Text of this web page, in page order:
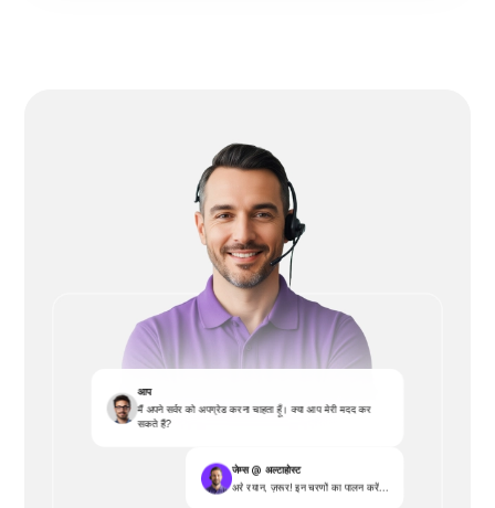
आप
मैं अपने सर्वर को अपग्रेड करना चाहता हूँ। क्या आप मेरी मदद कर
सकते हैं?
जेम्स @ अल्टाहोस्ट
अरे रयान, ज़रूर! इन चरणों का पालन करें...